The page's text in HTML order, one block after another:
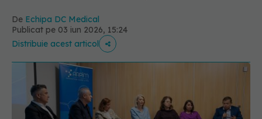
De Echipa DC Medical
Publicat pe 03 iun 2026, 15:24
Distribuie acest articol